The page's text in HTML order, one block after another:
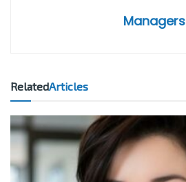
Managers
RelatedArticles